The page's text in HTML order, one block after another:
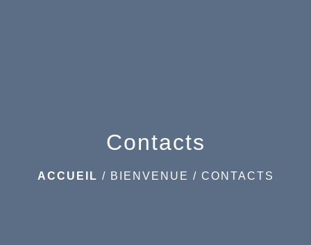
Contacts
ACCUEIL / BIENVENUE / CONTACTS